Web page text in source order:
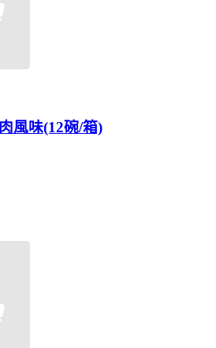
風味(12碗/箱)